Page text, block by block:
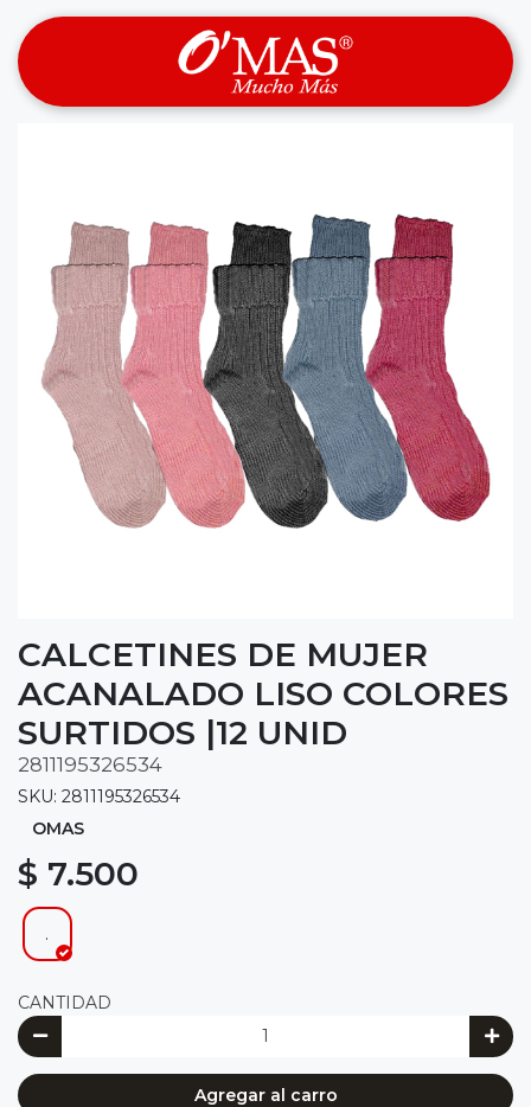
CALCETINES DE MUJER
ACANALADO LISO COLORES
SURTIDOS |12 UNID
2811195326534
SKU: 2811195326534
OMAS
$ 7.500
.
CANTIDAD
Agregar al carro